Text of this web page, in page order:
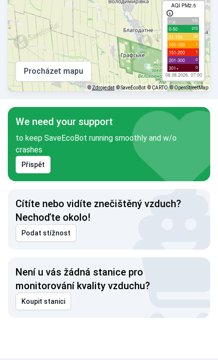
AQI PM2.5
с/д 100
0-50 215
51-100 33
101-150 1
151-200 1
201-300 0
301+ 0
08.08.2026, 07:00
Procházet mapu
© Zdroje dat © SaveEcoBot © CARTO © OpenStreetMap
We need your support
to keep SaveEcoBot running smoothly and w/o
crashes
Přispět
Cítíte nebo vidíte znečištěný vzduch?
Nechoďte okolo!
Podat stížnost
Není u vás žádná stanice pro
monitorování kvality vzduchu?
Koupit stanici